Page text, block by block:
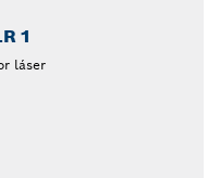
1
láser